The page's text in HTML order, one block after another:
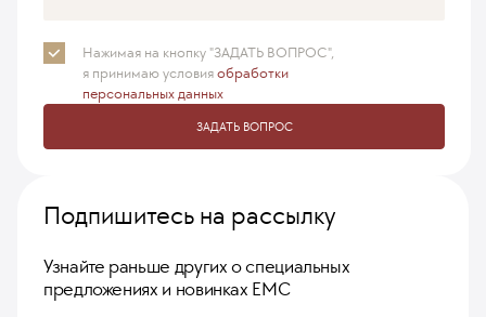
Нажимая на кнопку "ЗАДАТЬ ВОПРОС",
я принимаюусловияобработки
персональных данных
ЗАДАТЬ ВОПРОС
Подпишитесь на рассылку
Узнайте раньше других о специальных
предложениях и новинках ЕМС